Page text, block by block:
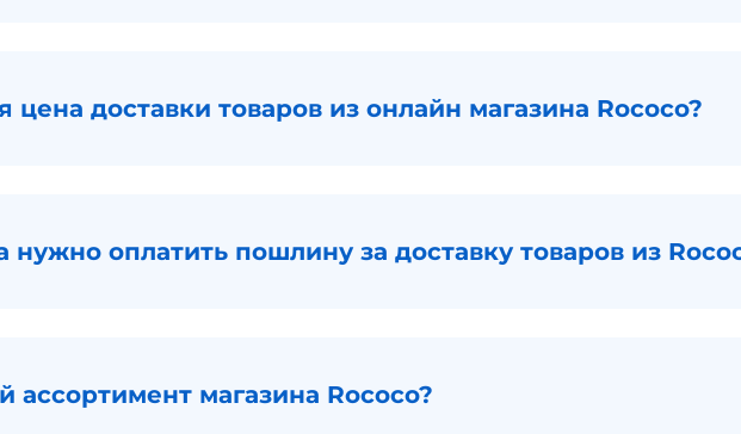
цена доставки товаров из онлайн магазина Rococo?
нужно оплатить пошлину за доставку товаров из
ассортимент магазина Rococo?